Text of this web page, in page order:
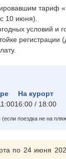
отдел
тариф
10 июня).
условий и
На курорт
16:00 / 18:00
поездка не на
по 24 июня